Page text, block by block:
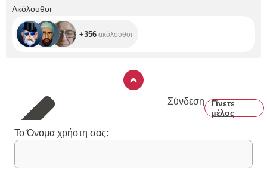
Ακόλουθοι
+356 ακόλουθοι
Σύνδεση
Γίνετε
μέλος
Το Όνομα χρήστη σας: